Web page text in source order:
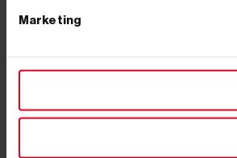
Marketingpå hverdage før kl. 12.00, pakker
afhængigt af model, drivkraft og
omkring 30.000 kr. og op til flere
kroner for de største, fuldt